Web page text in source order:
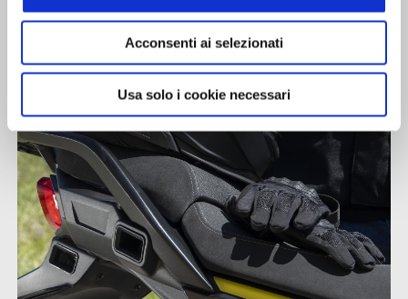
Acconsenti ai selezionati
Usa solo i cookie necessari